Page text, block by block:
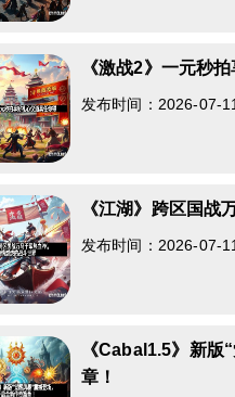
《激战2》一元秒
发布时间：2026-07-
《江湖》跨区国战
发布时间：2026-07-
《Cabal1.5》新版
章！